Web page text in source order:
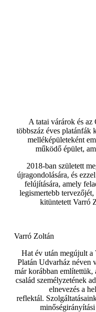
A tatai várárok és az
többszáz éves platánfák
melléképületeként
működő épület,
2018-ban született
újragondolására, és
felújítására, amely
legismertebb
kitüntetett Varró
Varró Zoltán
Hat év után megújult a
Platán Udvarház néven
már korábban említettük,
család személyzetének
elnevezés a
reflektál.